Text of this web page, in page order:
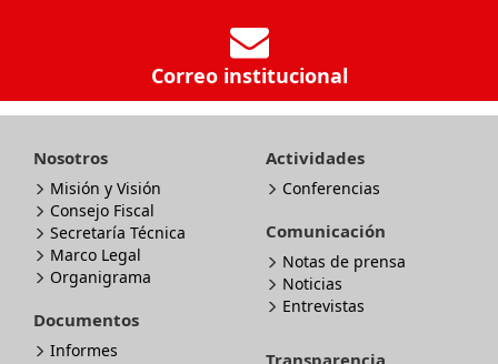
Correo institucional
Nosotros
Misión y Visión
Consejo Fiscal
Secretaría Técnica
Marco Legal
Organigrama
Documentos
Informes
Actividades
Conferencias
Comunicación
Notas de prensa
Noticias
Entrevistas
Transparencia